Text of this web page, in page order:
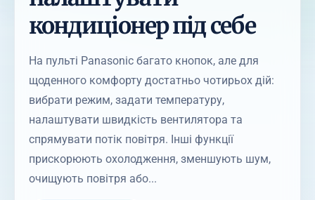
кондиціонер під себе
На пульті Panasonic багато кнопок, але для
щоденного комфорту достатньо чотирьох дій:
вибрати режим, задати температуру,
налаштувати швидкість вентилятора та
спрямувати потік повітря. Інші функції
прискорюють охолодження, зменшують шум,
очищують повітря або...